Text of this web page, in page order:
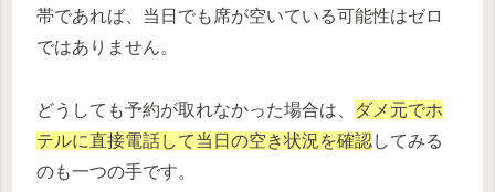
帯であれば、当日でも席が空いている可能性はゼロ
ではありません。
どうしても予約が取れなかった場合は、
ダメ元でホ
テルに直接電話して当日の空き状況を確認してみる
のも一つの手です。